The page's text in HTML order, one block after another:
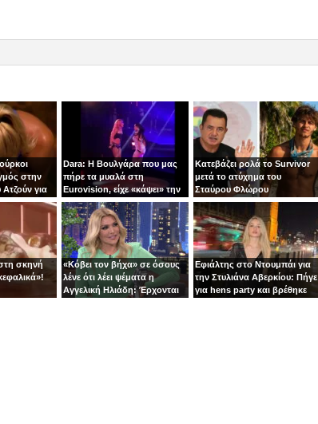
στην
για
Dara: Η Βουλγάρα που μας
πήρε τα μυαλά στη
Eurovision, είχε «κάψει» την
πίστα με τη Φουρέιρα!
Κατεβάζει ρολά το Survivor
μετά το ατύχημα του
Σταύρου Φλώρου
σκηνή
«Κόβει τον βήχα» σε όσους
λένε ότι λέει ψέματα η
Αγγελική Ηλιάδη: Έρχονται
Εφιάλτης στο Ντουμπάι για
την Στυλιάνα Αβερκίου: Πήγε
για hens party και βρέθηκε